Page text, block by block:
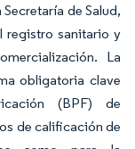
de Salud,
registro sanitario y
La
obligatoria clave
(BPF) de
de calificación de